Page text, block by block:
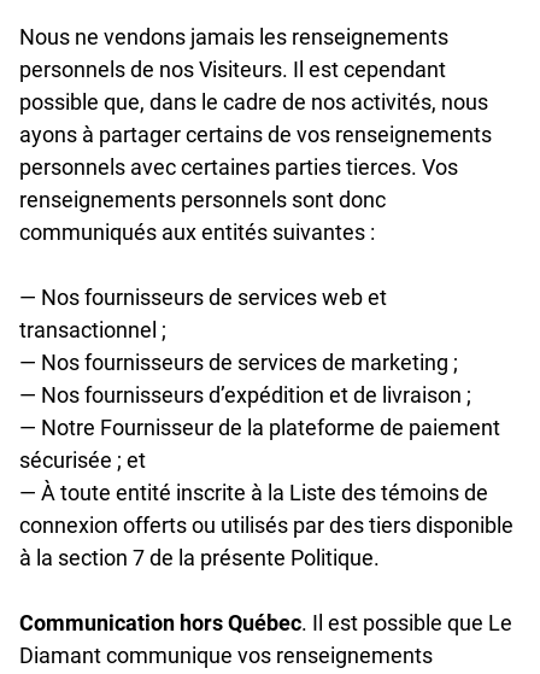
Nous ne vendons jamais les renseignements
personnels de nos Visiteurs. Il est cependant
possible que, dans le cadre de nos activités, nous
ayons à partager certains de vos renseignements
personnels avec certaines parties tierces. Vos
renseignements personnels sont donc
communiqués aux entités suivantes :
— Nos fournisseurs de services web et
transactionnel ;
— Nos fournisseurs de services de marketing ;
— Nos fournisseurs d’expédition et de livraison ;
— Notre Fournisseur de la plateforme de paiement
sécurisée ; et
— À toute entité inscrite à la Liste des témoins de
connexion offerts ou utilisés par des tiers disponible
à la section 7 de la présente Politique.
Communication hors Québec. Il est possible que Le
Diamant communique vos renseignements